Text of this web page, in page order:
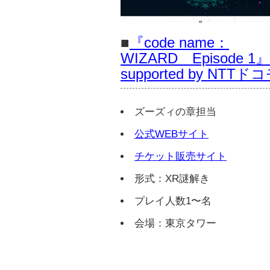
■ 『code name：
WIZARD Episode 1』
supported by NTTドコ
ズーズィの章担当
公式WEBサイト
チケット販売サイト
形式：XR謎解き
プレイ人数1〜名
会場：東京タワー